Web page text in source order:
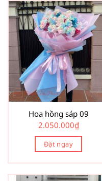
Hoa hồng sáp 09
2.050.000₫
Đặt ngay